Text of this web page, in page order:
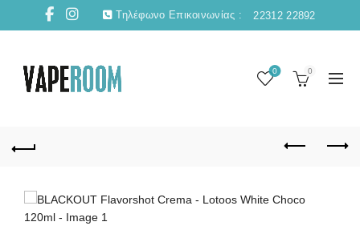
Τηλέφωνο Επικοινωνίας : 22312 22892
0 0